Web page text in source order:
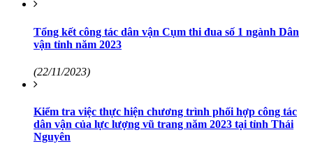
Tổng kết công tác dân vận Cụm thi đua số 1 ngành Dân
vận tỉnh năm 2023
(22/11/2023)
Kiểm tra việc thực hiện chương trình phối hợp công tác
dân vận của lực lượng vũ trang năm 2023 tại tỉnh Thái
Nguyên